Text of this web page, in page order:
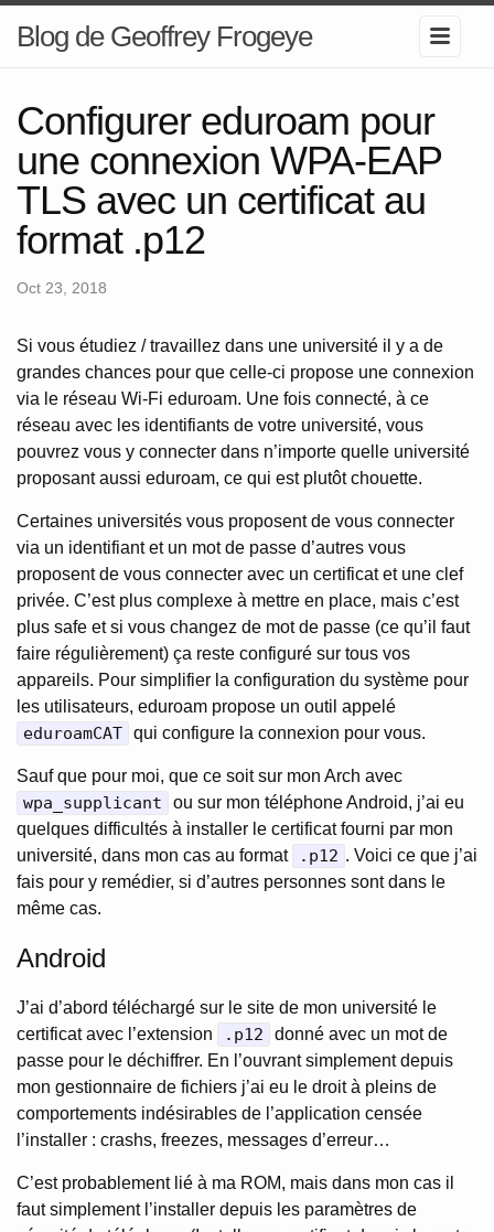
Blog de Geoffrey Frogeye
Configurer eduroam pour
une connexion WPA-EAP
TLS avec un certificat au
format .p12
Oct 23, 2018
Si vous étudiez / travaillez dans une université il y a de
grandes chances pour que celle-ci propose une connexion
via le réseau Wi-Fi eduroam. Une fois connecté, à ce
réseau avec les identifiants de votre université, vous
pouvrez vous y connecter dans n’importe quelle université
proposant aussi eduroam, ce qui est plutôt chouette.
Certaines universités vous proposent de vous connecter
via un identifiant et un mot de passe d’autres vous
proposent de vous connecter avec un certificat et une clef
privée. C’est plus complexe à mettre en place, mais c’est
plus safe et si vous changez de mot de passe (ce qu’il faut
faire régulièrement) ça reste configuré sur tous vos
appareils. Pour simplifier la configuration du système pour
les utilisateurs, eduroam propose un outil appelé
eduroamCAT qui configure la connexion pour vous.
Sauf que pour moi, que ce soit sur mon Arch avec
wpa_supplicant
ou sur mon téléphone Android, j’ai eu
quelques difficultés à installer le certificat fourni par mon
université, dans mon cas au format
.p12 . Voici ce que j’ai
fais pour y remédier, si d’autres personnes sont dans le
même cas.
Android
J’ai d’abord téléchargé sur le site de mon université le
certificat avec l’extension
.p12
donné avec un mot de
passe pour le déchiffrer. En l’ouvrant simplement depuis
mon gestionnaire de fichiers j’ai eu le droit à pleins de
comportements indésirables de l’application censée
l’installer : crashs, freezes, messages d’erreur…
C’est probablement lié à ma ROM, mais dans mon cas il
faut simplement l’installer depuis les paramètres de